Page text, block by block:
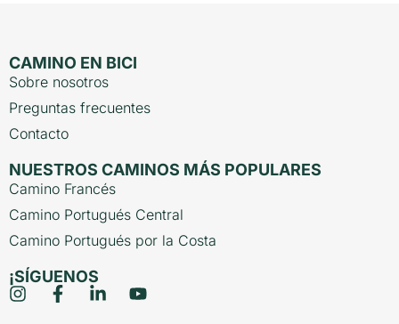
CAMINO EN BICI
Sobre nosotros
Preguntas frecuentes
Contacto
NUESTROS CAMINOS MÁS POPULARES
Camino Francés
Camino Portugués Central
Camino Portugués por la Costa
¡SÍGUENOS